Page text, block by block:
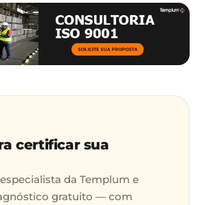
certificar sua
da Templum e
gratuito — com